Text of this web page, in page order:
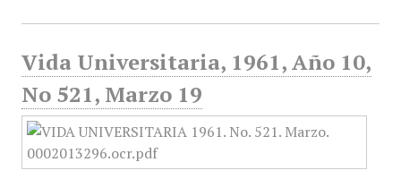
Vida Universitaria, 1961, Año 10,
No 521, Marzo 19